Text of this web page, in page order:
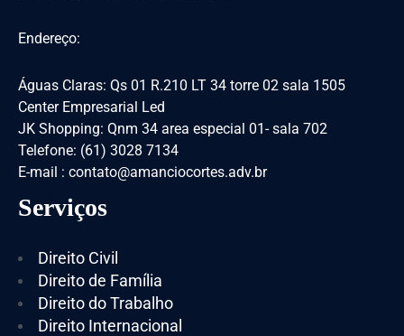
Endereço:
Águas Claras: Qs 01 R.210 LT 34 torre 02 sala 1505
Center Empresarial Led
JK Shopping: Qnm 34 area especial 01- sala 702
Telefone: (61) 3028 7134
E-mail : contato@amanciocortes.adv.br
Serviços
Direito Civil
Direito de Família
Direito do Trabalho
Direito Internacional